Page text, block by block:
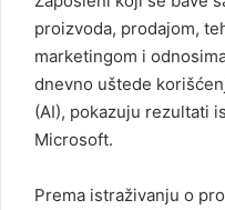
proizvoda, prodajom,
marketingom i
dnevno uštede
(AI), pokazuju rezultati
Microsoft.
Prema istraživanju o